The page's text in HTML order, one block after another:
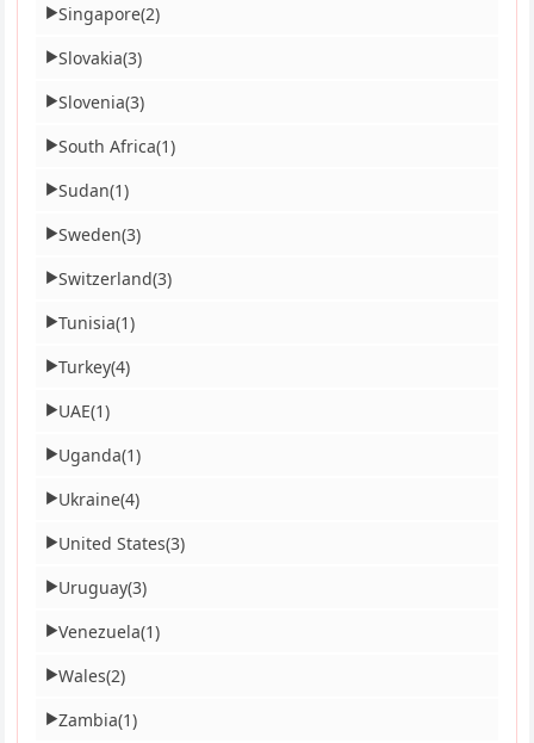
▶Singapore(2)
▶Slovakia(3)
▶Slovenia(3)
▶South Africa(1)
▶Sudan(1)
▶Sweden(3)
▶Switzerland(3)
▶Tunisia(1)
▶Turkey(4)
▶UAE(1)
▶Uganda(1)
▶Ukraine(4)
▶United States(3)
▶Uruguay(3)
▶Venezuela(1)
▶Wales(2)
▶Zambia(1)